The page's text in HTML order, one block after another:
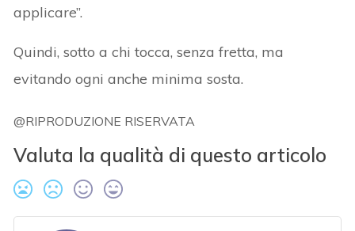
applicare”.
Quindi, sotto a chi tocca, senza fretta, ma
evitando ogni anche minima sosta.
@RIPRODUZIONE RISERVATA
Valuta la qualità di questo articolo